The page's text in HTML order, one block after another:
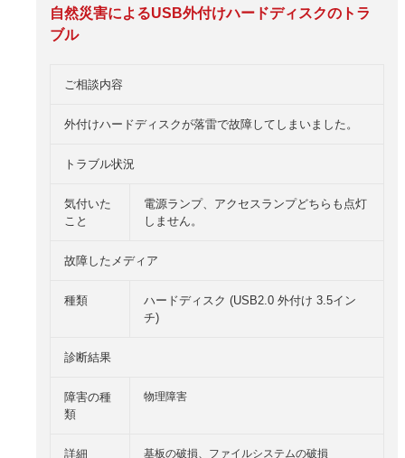
自然災害によるUSB外付けハードディスクのトラ
ブル
ご相談内容
外付けハードディスクが落雷で故障してしまいました。
トラブル状況
気付いた
こと
電源ランプ、アクセスランプどちらも点灯
しません。
故障したメディア
種類
ハードディスク (USB2.0 外付け 3.5イン
チ)
診断結果
障害の種
類
物理障害
詳細 基板の破損、ファイルシステムの破損